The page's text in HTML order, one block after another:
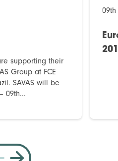
supporting their
Group at FCE
SAVAS will be
09th...